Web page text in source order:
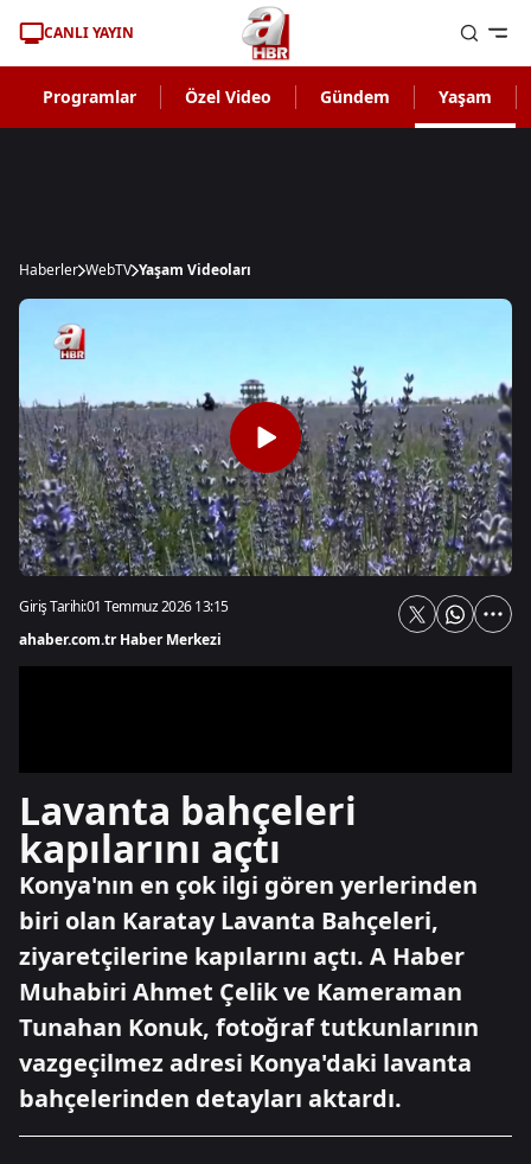
CANLI YAYIN
Programlar Özel Video Gündem Yaşam
Haberler WebTV Yaşam Videoları
Giriş Tarihi:01 Temmuz 2026 13:15
ahaber.com.tr Haber Merkezi
Lavanta bahçeleri
kapılarını açtı
Konya'nın en çok ilgi gören yerlerinden
biri olan Karatay Lavanta Bahçeleri,
ziyaretçilerine kapılarını açtı. A Haber
Muhabiri Ahmet Çelik ve Kameraman
Tunahan Konuk, fotoğraf tutkunlarının
vazgeçilmez adresi Konya'daki lavanta
bahçelerinden detayları aktardı.